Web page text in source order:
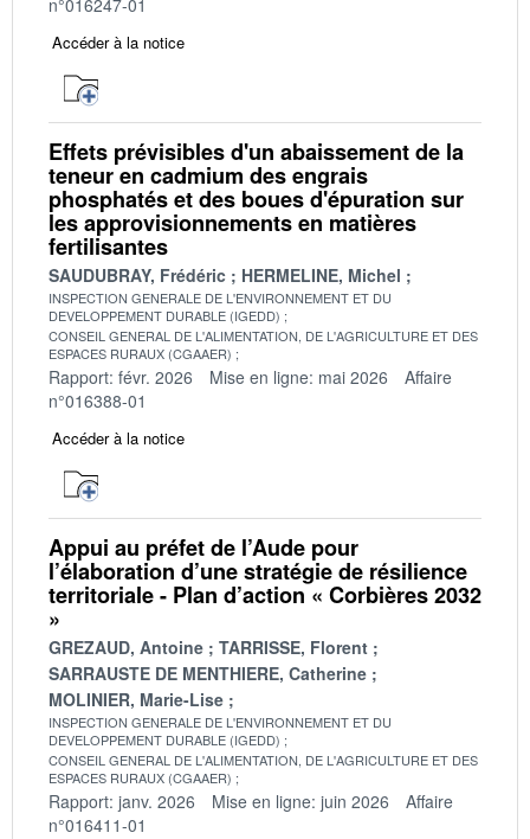
n°016247-01
Accéder à la notice
Effets prévisibles d'un abaissement de la
teneur en cadmium des engrais
phosphatés et des boues d'épuration sur
les approvisionnements en matières
fertilisantes
SAUDUBRAY, Frédéric HERMELINE, Michel
INSPECTION GENERALE DE L'ENVIRONNEMENT ET DU
DEVELOPPEMENT DURABLE (IGEDD)
CONSEIL GENERAL DE L'ALIMENTATION, DE L'AGRICULTURE ET DES
ESPACES RURAUX (CGAAER)
Rapport: févr. 2026 Mise en ligne: mai 2026
Affaire
n°016388-01
Accéder à la notice
Appui au préfet de l’Aude pour
l’élaboration d’une stratégie de résilience
territoriale - Plan d’action « Corbières 2032
»
GREZAUD, Antoine
TARRISSE, Florent
SARRAUSTE DE MENTHIERE, Catherine
MOLINIER, Marie-Lise
INSPECTION GENERALE DE L'ENVIRONNEMENT ET DU
DEVELOPPEMENT DURABLE (IGEDD)
CONSEIL GENERAL DE L'ALIMENTATION, DE L'AGRICULTURE ET DES
ESPACES RURAUX (CGAAER)
Rapport: janv. 2026 Mise en ligne: juin 2026
Affaire
n°016411-01